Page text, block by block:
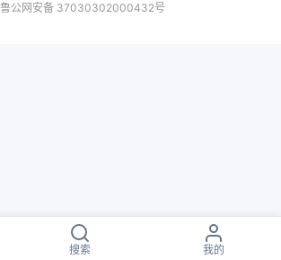
鲁公网安备 37030302000432号
搜索 我的